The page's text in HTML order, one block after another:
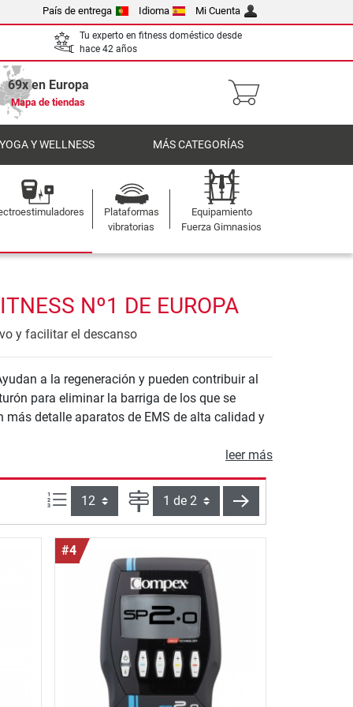
País de entrega Idioma Mi Cuenta
Tu experto en fitness doméstico desde
hace 42 años
69x en Europa
Mapa de tiendas
Y WELLNESS MÁS CATEGORÍAS
Plataformas
vibratorias
Equipamiento
Fuerza Gimnasios
Nº1 DE EUROPA
y facilitar el descanso
a la regeneración y pueden contribuir al
para eliminar la barriga de los que se
detalle aparatos de EMS de alta calidad y
leer más
Artículos por página:
Página siguiente
#4